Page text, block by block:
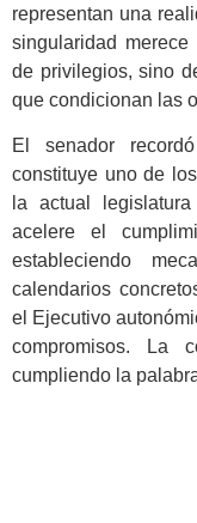
representan una
singularidad
de privilegios, sino
que condicionan las
El senador
constituye uno de
la actual
acelere el
estableciendo
calendarios
el Ejecutivo
compromisos. La
cumpliendo la